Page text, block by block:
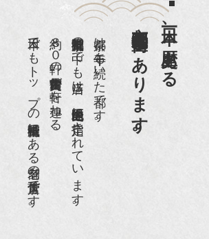
日本一、歴史ある
京都祇園骨董街にあります。
京都は千年も続いた都です。
京都祇園骨董街の中でも当店は、歴史的保全地区に指定されています。
約８０軒の古美術骨董商が軒を連ねる、
日本でもトップの祇園骨董街にある老舗の骨董店です。